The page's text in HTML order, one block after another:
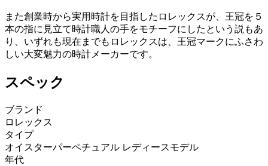
また創業時から実用時計を目指したロレックスが、王冠を５
本の指に見立て時計職人の手をモチーフにしたという説もあ
り、いずれも現在までもロレックスは、王冠マークにふさわ
しい大変魅力の時計メーカーです。
スペック
ブランド
ロレックス
タイプ
オイスターパーペチュアル レディースモデル
年代